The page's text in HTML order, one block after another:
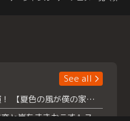
See all
浮所飛貴主演！ 【夏色の風が僕の家にやってきた】 本日よりテラサで独占配信スタート！
『夏色の雲が恋と嵐をまきおこす』スペシャルメイキング 【Part1】2026年７月18日（土）23時30分～配信スタート！話題のシーンの裏側を大公開！豪華キャスト大集合！ 『武宮家 真夏の家族会議』開催！